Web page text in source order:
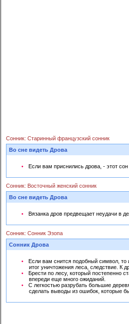
Сонник: Старинный французский сонник
Во сне видеть Дрова
Если вам приснились дрова, - этот
Сонник: Восточный женский сонник
Во сне видеть Дрова
Вязанка дров предвещает неудачи в
Сонник: Сонник Эзопа
Сонник Дрова
Если вам снится подобный символ, то
итог уничтожения леса, следствие. К
Брести по лесу, который постепенно
впереди еще много ожиданий.
С легкостью разрубать большие
сделать выводы из ошибок, которые